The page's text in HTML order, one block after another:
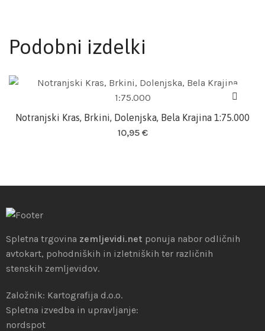
Podobni izdelki
Dodaj v košarico
Notranjski Kras, Brkini, Dolenjska, Bela Krajina 1:75.000
10,95 €
Spletna trgovina zemljevidi.net ponuja nabor odličnih
avtokart, pohodniških in izletniških ter različnih
stenskih zemljevidov.
Založnik: Kartografija d.o.o.
Spletna izvedba in upravljanje:
nordspot